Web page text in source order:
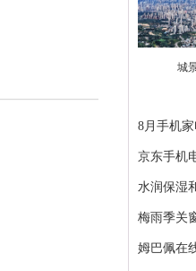
城
8月手机
京东手机
水润保湿
梅雨季关
姆巴佩在